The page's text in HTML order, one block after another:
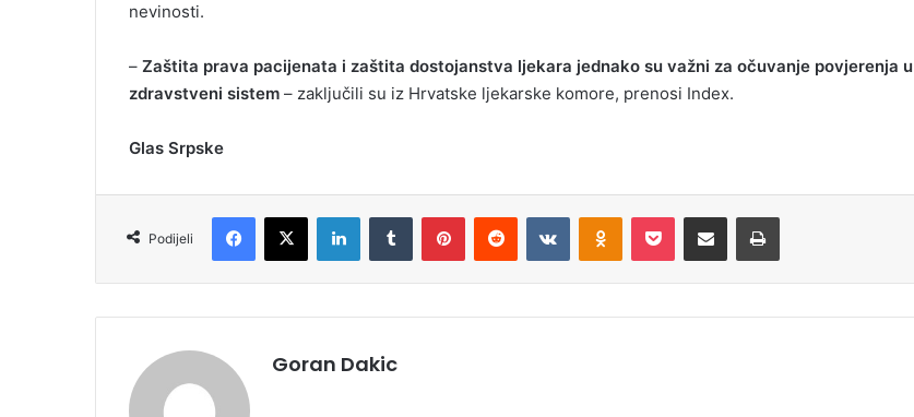
nevinosti.
– Zaštita prava pacijenata i zaštita dostojanstva ljekara jednako su važni za očuvanje povjerenja u
zdravstveni sistem – zaključili su iz Hrvatske ljekarske komore, prenosi Index.
Glas Srpske
Podijeli
Goran Dakic